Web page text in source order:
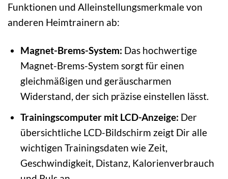
Funktionen und Alleinstellungsmerkmale von
anderen Heimtrainern ab:
Magnet-Brems-System: Das hochwertige
Magnet-Brems-System sorgt für einen
gleichmäßigen und geräuscharmen
Widerstand, der sich präzise einstellen lässt.
Trainingscomputer mit LCD-Anzeige: Der
übersichtliche LCD-Bildschirm zeigt Dir alle
wichtigen Trainingsdaten wie Zeit,
Geschwindigkeit, Distanz, Kalorienverbrauch